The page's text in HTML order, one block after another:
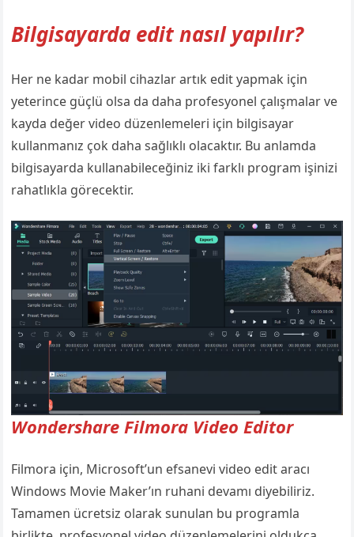
Bilgisayarda edit nasıl yapılır?
Her ne kadar mobil cihazlar artık edit yapmak için
yeterince güçlü olsa da daha profesyonel çalışmalar ve
kayda değer video düzenlemeleri için bilgisayar
kullanmanız çok daha sağlıklı olacaktır. Bu anlamda
bilgisayarda kullanabileceğiniz iki farklı program işinizi
rahatlıkla görecektir.
Wondershare Filmora Video Editor
Filmora için, Microsoft’un efsanevi video edit aracı
Windows Movie Maker’ın ruhani devamı diyebiliriz.
Tamamen ücretsiz olarak sunulan bu programla